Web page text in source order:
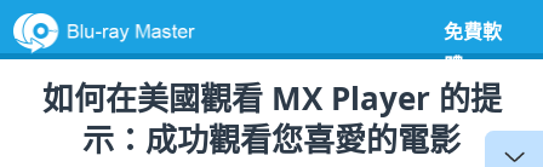
免費軟
體
如何在美國觀看 MX Player 的提
示：成功觀看您喜愛的電影